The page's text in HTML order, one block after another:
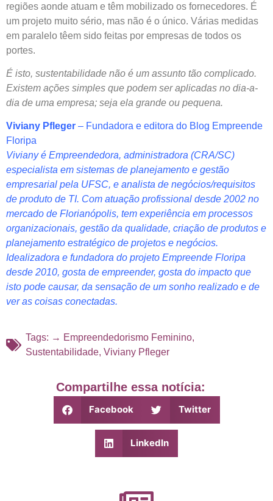
regiões aonde atuam e têm mobilizado os fornecedores. É
um projeto muito sério, mas não é o único. Várias medidas
em paralelo têem sido feitas por empresas de todos os
portes.
É isto, sustentabilidade não é um assunto tão complicado.
Existem ações simples que podem ser aplicadas no dia-a-
dia de uma empresa; seja ela grande ou pequena.
Viviany Pfleger – Fundadora e editora do Blog Empreende
Floripa
Viviany é Empreendedora, administradora (CRA/SC)
especialista em sistemas de planejamento e gestão
empresarial pela UFSC, e analista de negócios/requisitos
de produto de TI. Com atuação profissional desde 2002 no
mercado de Florianópolis, tem experiência em processos
organizacionais, gestão da qualidade, criação de produtos e
planejamento estratégico de projetos e negócios.
Idealizadora e fundadora do projeto Empreende Floripa
desde 2010, gosta de empreender, gosta do impacto que
isto pode causar, da sensação de um sonho realizado e de
ver as coisas conectadas.
Tags: → Empreendedorismo Feminino,
Sustentabilidade, Viviany Pfleger
Compartilhe essa notícia:
Facebook Twitter
LinkedIn